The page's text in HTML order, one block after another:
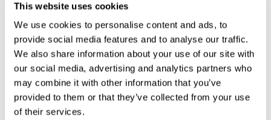
This website uses cookies
We use cookies to personalise content and ads, to
provide social media features and to analyse our traffic.
We also share information about your use of our site with
our social media, advertising and analytics partners who
may combine it with other information that you’ve
provided to them or that they’ve collected from your use
of their services.
Cidade
CEP/Código postal